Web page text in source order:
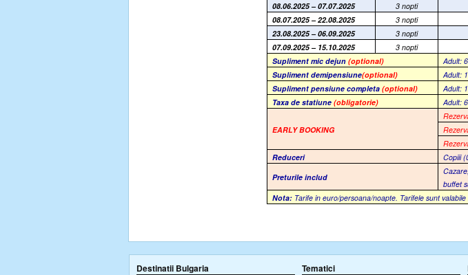
08.06.2025 – 07.07.2025
3 nopti
08.07.2025 – 22.08.2025
3 nopti
23.08.2025 – 06.09.2025
3 nopti
07.09.2025 – 15.10.2025
3 nopti
Supliment mic dejun (optional) Adult:
Supliment demipensiune(optional) Adult:
Supliment pensiune completa(optional) Adult:
Taxa de statiune(obligatorie) Adult:
EARLY BOOKING
R
R
R
Reduceri
Copiii
Preturile includ
Cazare
buffet
Nota: Tarife in euro/persoana/noapte. Tarifele sunt
Destinatii Bulgaria Tematici